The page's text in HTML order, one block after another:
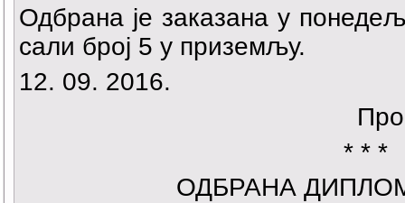
Одбрана је заказана у
сали број 5 у приземљу.
12. 09. 2016.
* * *
ОДБРАНА